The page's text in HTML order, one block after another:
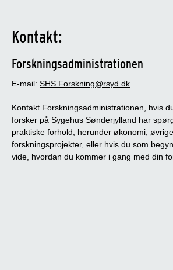
Kontakt:
Forskningsadministrationen
E-mail: SHS.Forskning@rsyd.dk
Kontakt Forskningsadministrationen, hvis
forsker på Sygehus Sønderjylland har
praktiske forhold, herunder økonomi,
forskningsprojekter, eller hvis du som
vide, hvordan du kommer i gang med din